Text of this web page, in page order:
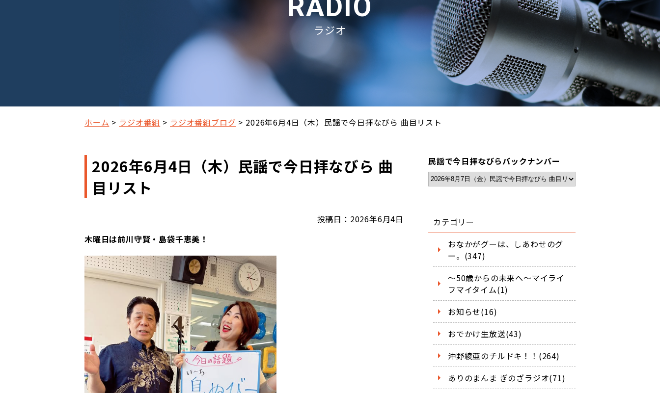
RADIO
ラジオ
ホーム ラジオ番組 ラジオ番組ブログ 2026年6月4日（木）民謡で今日拝なびら 曲目リスト
2026年6月4日（木）民謡で今日拝なびら 曲
目リスト
投稿日：2026年6月4日
木曜日は前川守賢・島袋千恵美！
民謡で今日拝なびらバックナンバー
カテゴリー
おなかがグーは、しあわせのグ
ー。(347)
～50歳からの未来へ～マイライ
フマイタイム(1)
お知らせ(16)
おでかけ生放送(43)
沖野綾亜のチルドキ！！(264)
ありのまんま ぎのざラジオ(71)